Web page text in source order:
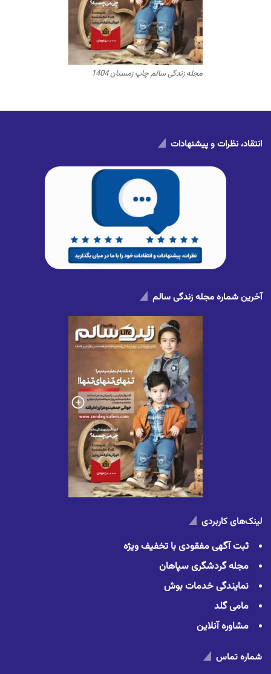
مجله زندگی سالم چاپ زمستان 1404
انتقاد، نظرات و پیشنهادات
آخرین شماره مجله زندگی سالم
لینک‌های کاربردی
ثبت آگهی مفقودی با تخفیف ویژه
مجله گردشگری سپاهان
نمایندگی خدمات بوش
مامی گلد
مشاوره آنلاین
شماره تماس